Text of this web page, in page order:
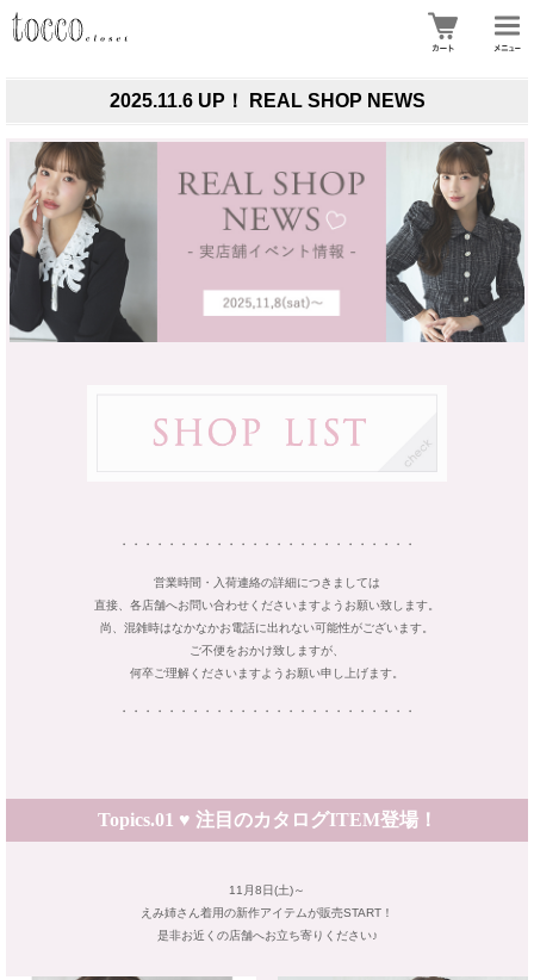
2025.11.6 UP！ REAL SHOP NEWS
・・・・・・・・・・・・・・・・・・・・・・・・・
営業時間・入荷連絡の詳細につきましては
直接、各店舗へお問い合わせくださいますようお願い致します。
尚、混雑時はなかなかお電話に出れない可能性がございます。
ご不便をおかけ致しますが、
何卒ご理解くださいますようお願い申し上げます。
・・・・・・・・・・・・・・・・・・・・・・・・・
Topics.01 ♥ 注目のカタログITEM登場！
11月8日(土)～
えみ姉さん着用の新作アイテムが販売START！
是非お近くの店舗へお立ち寄りください♪